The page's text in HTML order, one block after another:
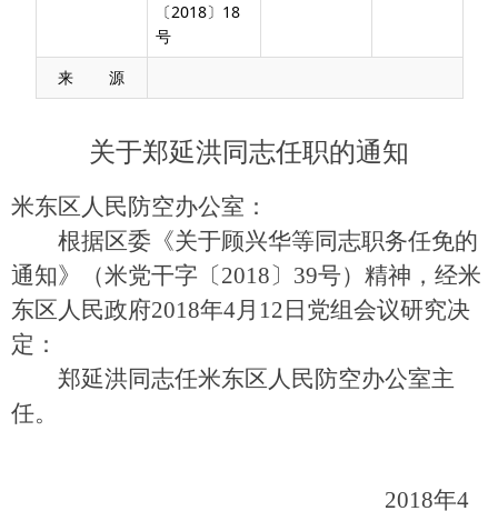
〔2018〕18
号
来 源
关于郑延洪同志任职的通知
米东区人民防空办公室：
根据区委《关于顾兴华等同志职务任免的
通知》（米党干字〔2018〕39号）精神，经米
东区人民政府2018年4月12日党组会议研究决
定：
郑延洪同志任米东区人民防空办公室主
任。
2018年4